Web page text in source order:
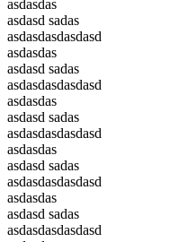
asdasdas
asdasd sadas
asdasdasdasdasd
asdasdas
asdasd sadas
asdasdasdasdasd
asdasdas
asdasd sadas
asdasdasdasdasd
asdasdas
asdasd sadas
asdasdasdasdasd
asdasdas
asdasd sadas
asdasdasdasdasd